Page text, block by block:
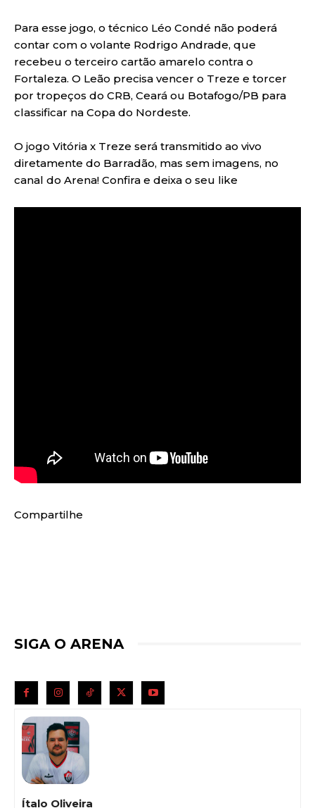
Para esse jogo, o técnico Léo Condé não poderá
contar com o volante Rodrigo Andrade, que
recebeu o terceiro cartão amarelo contra o
Fortaleza. O Leão precisa vencer o Treze e torcer
por tropeços do CRB, Ceará ou Botafogo/PB para
classificar na Copa do Nordeste.
O jogo Vitória x Treze será transmitido ao vivo
diretamente do Barradão, mas sem imagens, no
canal do Arena! Confira e deixa o seu like
Compartilhe
SIGA O ARENA
Ítalo Oliveira